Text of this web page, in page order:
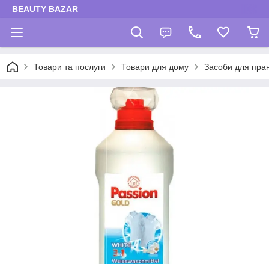
BEAUTY BAZAR
Товари та послуги Товари для дому Засоби для